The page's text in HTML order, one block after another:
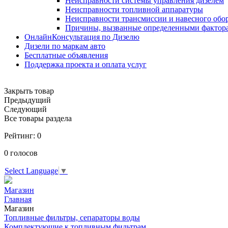
Неисправности топливной аппаратуры
Неисправности трансмиссии и навесного
Причины, вызванные определенными
ОнлайнКонсультация по Дизелю
Дизели по маркам авто
Бесплатные объявления
Поддержка проекта и оплата услуг
Закрыть товар
Предыдущий
Следующий
Все товары раздела
Рейтинг: 0
0 голосов
Select Language ▼
Магазин
Главная
Магазин
Топливные фильтры, сепараторы воды